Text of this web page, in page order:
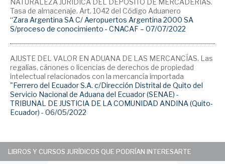
NATURALEZA JURÍDICA DEL DEPÓSITO DE MERCADERÍAS.
Tasa de almacenaje. Art. 1042 del Código Aduanero
“Zara Argentina SA C/ Aeropuertos Argentina 2000 SA
S/proceso de conocimiento - CNACAF – 07/07/2022
AJUSTE DEL VALOR EN ADUANA DE LAS MERCANCÍAS. Las
regalías, cánones o licencias de derechos de propiedad
intelectual relacionados con la mercancía importada
"Ferrero del Ecuador S.A. c/Dirección Distrital de Quito del
Servicio Nacional de Aduana del Ecuador (SENAE) -
TRIBUNAL DE JUSTICIA DE LA COMUNIDAD ANDINA (Quito-
Ecuador) - 06/05/2022
LIBROS Y CURSOS JURÍDICOS QUE PODRÍAN INTERESARTE